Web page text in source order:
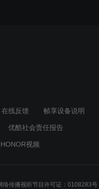
在线反馈 帧享设备说明
优酷社会责任报告
HONOR视频
络传播视听节目许可证：0108283号